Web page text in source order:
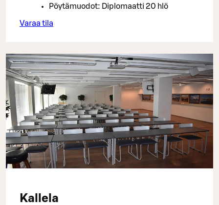
Pöytämuodot: Diplomaatti 20 hlö
Varaa tila
Kallela